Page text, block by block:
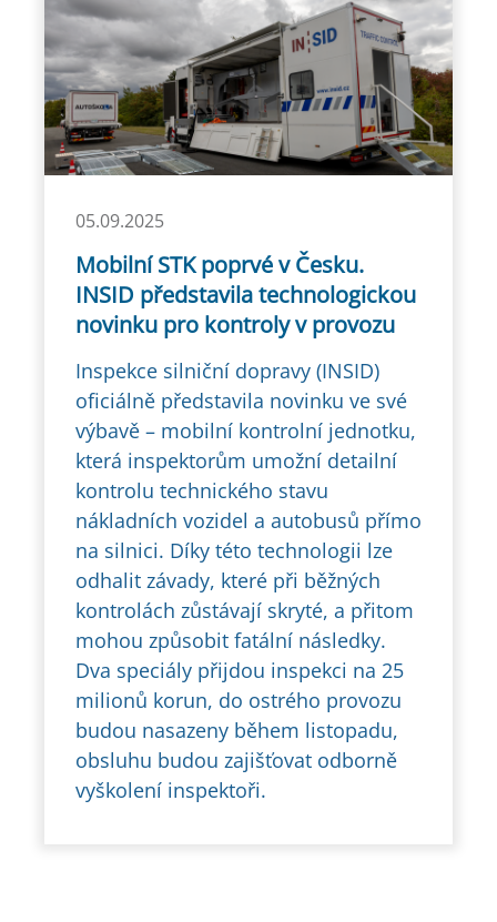
05.09.2025
Mobilní STK poprvé v Česku.
INSID představila technologickou
novinku pro kontroly v provozu
Inspekce silniční dopravy (INSID)
oficiálně představila novinku ve své
výbavě – mobilní kontrolní jednotku,
která inspektorům umožní detailní
kontrolu technického stavu
nákladních vozidel a autobusů přímo
na silnici. Díky této technologii lze
odhalit závady, které při běžných
kontrolách zůstávají skryté, a přitom
mohou způsobit fatální následky.
Dva speciály přijdou inspekci na 25
milionů korun, do ostrého provozu
budou nasazeny během listopadu,
obsluhu budou zajišťovat odborně
vyškolení inspektoři.